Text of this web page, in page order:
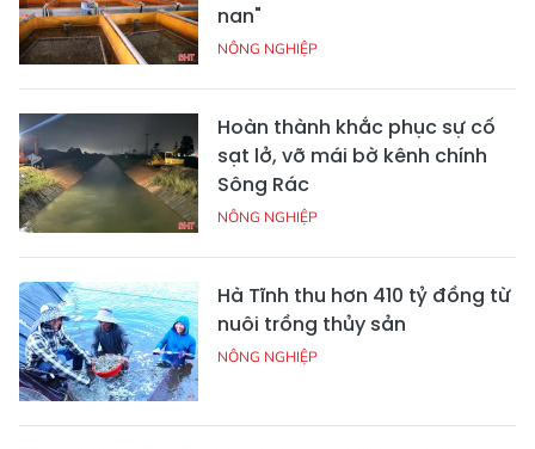
nan"
NÔNG NGHIỆP
Hoàn thành khắc phục sự cố
sạt lở, vỡ mái bờ kênh chính
Sông Rác
NÔNG NGHIỆP
Hà Tĩnh thu hơn 410 tỷ đồng từ
nuôi trồng thủy sản
NÔNG NGHIỆP